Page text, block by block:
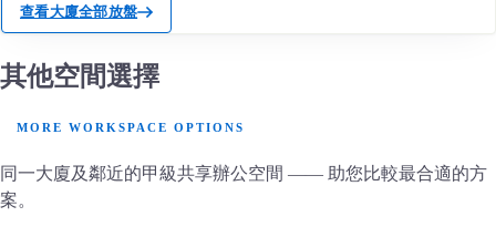
查看大廈全部放盤
其他空間選擇
MORE WORKSPACE OPTIONS
同一大廈及鄰近的甲級共享辦公空間 —— 助您比較最合適的方
案。